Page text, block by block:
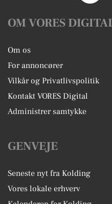
OM VORES
Om os
For annoncører
Vilkår og Privatlivspolitik
Kontakt VORES Digital
Administrer samtykke
GENVEJE
Seneste nyt fra Kolding
Vores lokale erhverv